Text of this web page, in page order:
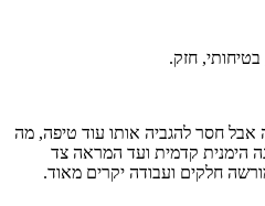
בטיחותי, חזק.
חסר להגביה אותו עוד טיפה, מה
הימנית קדמית ועד המראה צד
חלקים ועבודה יקרים מאוד.